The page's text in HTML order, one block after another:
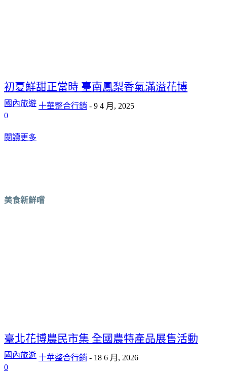
初夏鮮甜正當時 臺南鳳梨香氣滿溢花博
國內旅遊 十華整合行銷 - 9 4 月, 2025
0
閱讀更多
美食新鮮嚐
臺北花博農民市集 全國農特產品展售活動
國內旅遊 十華整合行銷 - 18 6 月, 2026
0